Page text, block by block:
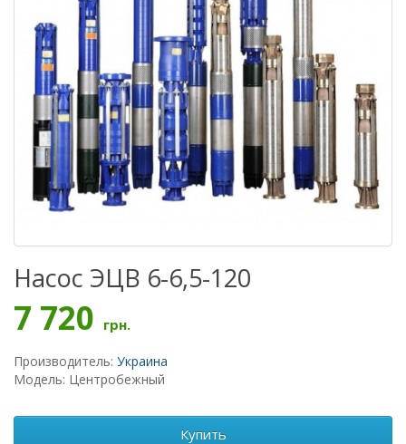
Насос ЭЦВ 6-6,5-120
7 720 грн.
Производитель: Украина
Модель: Центробежный
Купить